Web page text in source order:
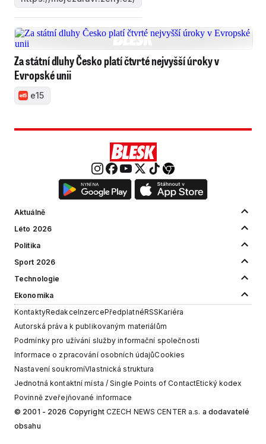
Za státní dluhy Česko platí čtvrté nejvyšší úroky v
Evropské unii
e15
Aktuálně
Léto 2026
Politika
Sport 2026
Technologie
Ekonomika
KontaktyRedakceInzercePředplatnéRSSKariéra
Autorská práva k publikovaným materiálům
Podmínky pro užívání služby informační společnosti
Informace o zpracování osobních údajůCookies
Nastavení soukromíVlastnická struktura
Jednotná kontaktní místa / Single Points of ContactEtický kodex
Povinně zveřejňované informace
© 2001 - 2026 Copyright CZECH NEWS CENTER a.s. a dodavatelé
obsahu